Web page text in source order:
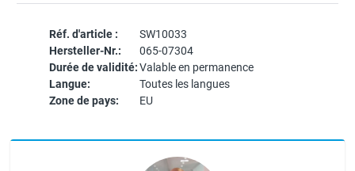
Réf. d'article :
SW10033
Hersteller-Nr.:
065-07304
Durée de validité:Valable en permanence
Langue:
Toutes les langues
Zone de pays:
EU